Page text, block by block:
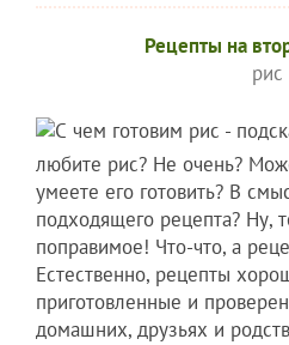
Рецепты на
рис
любите рис? Не очень?
умеете его готовить? В
подходящего рецепта? Ну,
поправимое! Что-что, а
Естественно, рецепты
приготовленные и
домашних, друзьях и